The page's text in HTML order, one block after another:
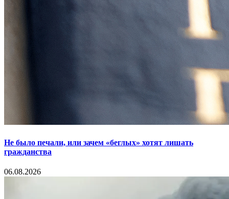
Не было печали, или зачем «беглых» хотят лишать
гражданства
06.08.2026